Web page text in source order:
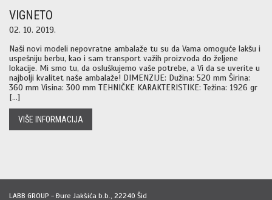
VIGNETO
02. 10. 2019.
Naši novi modeli nepovratne ambalaže tu su da Vama omoguće lakšu i
uspešniju berbu, kao i sam transport važih proizvoda do željene
lokacije. Mi smo tu, da osluškujemo vaše potrebe, a Vi da se uverite u
najbolji kvalitet naše ambalaže! DIMENZIJE: Dužina: 520 mm Širina:
360 mm Visina: 300 mm TEHNIČKE KARAKTERISTIKE: Težina: 1926 gr
[…]
VIŠE INFORMACIJA
LABB GROUP - Ðure Jakšića b.b., 22240 Šid